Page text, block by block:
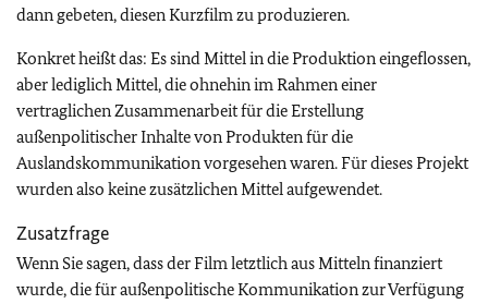
dann gebeten, diesen Kurzfilm zu produzieren.
Konkret heißt das: Es sind Mittel in die Produktion eingeflossen,
aber lediglich Mittel, die ohnehin im Rahmen einer
vertraglichen Zusammenarbeit für die Erstellung
außenpolitischer Inhalte von Produkten für die
Auslandskommunikation vorgesehen waren. Für dieses Projekt
wurden also keine zusätzlichen Mittel aufgewendet.
Zusatzfrage
Wenn Sie sagen, dass der Film letztlich aus Mitteln finanziert
wurde, die für außenpolitische Kommunikation zur Verfügung